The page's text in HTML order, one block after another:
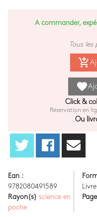
A commander,
Tous les
add_shopping_cart
favorite
Click &
Réservation en
Ou
Ean :
9782080491589
Rayon(s) science en
poche
Livre